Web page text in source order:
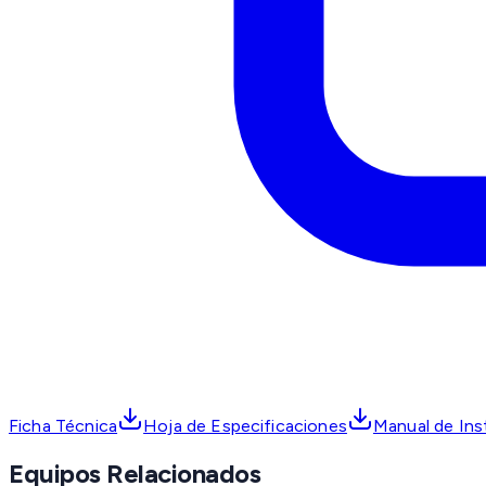
Ficha Técnica Hoja de Especificaciones Manual de
Equipos Relacionados